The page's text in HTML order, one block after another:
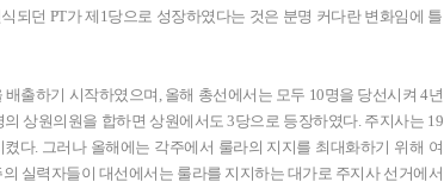
되던 PT가 제1당으로 성장하였다는 것은 분명 커다란 변화임에 틀
출하기 시작하였으며, 올해 총선에서는 모두 10명을 당선시켜 4년
상원의원을 합하면 상원에서도 3당으로 등장하였다. 주지사는 19
다. 그러나 올해에는 각주에서 룰라의 지지를 최대화하기 위해 여
실력자들이 대선에서는 룰라를 지지하는 대가로 주지사 선거에서